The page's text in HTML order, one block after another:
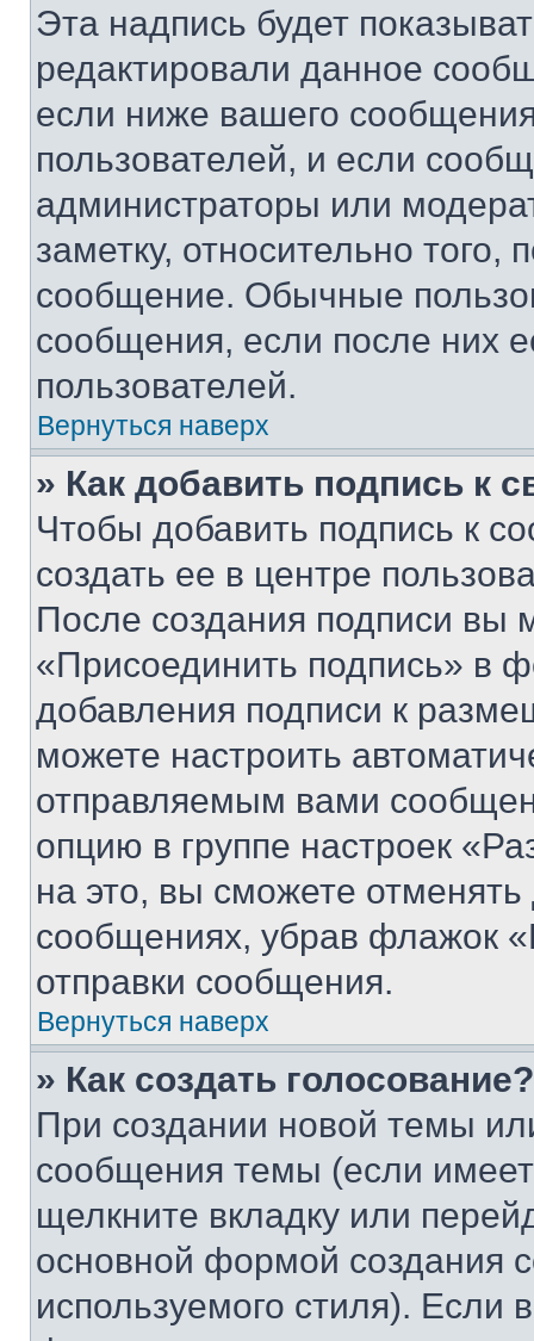
Эта надпись будет
редактировали данное
если ниже вашего
пользователей, и если
администраторы или
заметку, относительно
сообщение. Обычные
сообщения, если после них
пользователей.
Вернуться наверх
» Как добавить подпись к
Чтобы добавить подпись к
создать ее в центре
После создания подписи вы
«Присоединить подпись» в
добавления подписи к
можете настроить
отправляемым вами
опцию в группе настроек
на это, вы сможете
сообщениях, убрав флажок
отправки сообщения.
Вернуться наверх
» Как создать голосование?
При создании новой темы
сообщения темы (если
щелкните вкладку или
основной формой создания
используемого стиля). Если